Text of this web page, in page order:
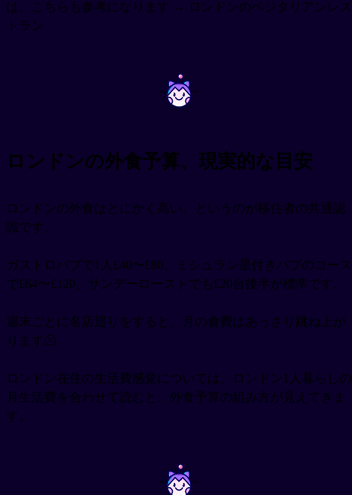
は、こちらも参考になります → ロンドンのベジタリアンレス
トラン
~ ~
ロンドンの外食予算、現実的な目安
ロンドンの外食はとにかく高い、というのが移住者の共通認
識です。
ガストロパブで1人£40〜£80、ミシュラン星付きパブのコース
で£64〜£120、サンデーローストでも£20台後半が標準です。
週末ごとに名店巡りをすると、月の食費はあっさり跳ね上が
ります🫠
ロンドン在住の生活費感覚については、ロンドン1人暮らしの
月生活費を合わせて読むと、外食予算の組み方が見えてきま
す。
~ ~